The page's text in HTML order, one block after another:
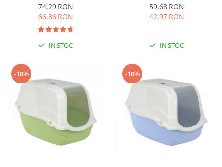
57x39x41(h)cm
74,29 RON
66,86 RON
IN STOC
Mr Smell, lavanda, 1L
59,68 RON
42,97 RON
IN STOC
-10% -10%